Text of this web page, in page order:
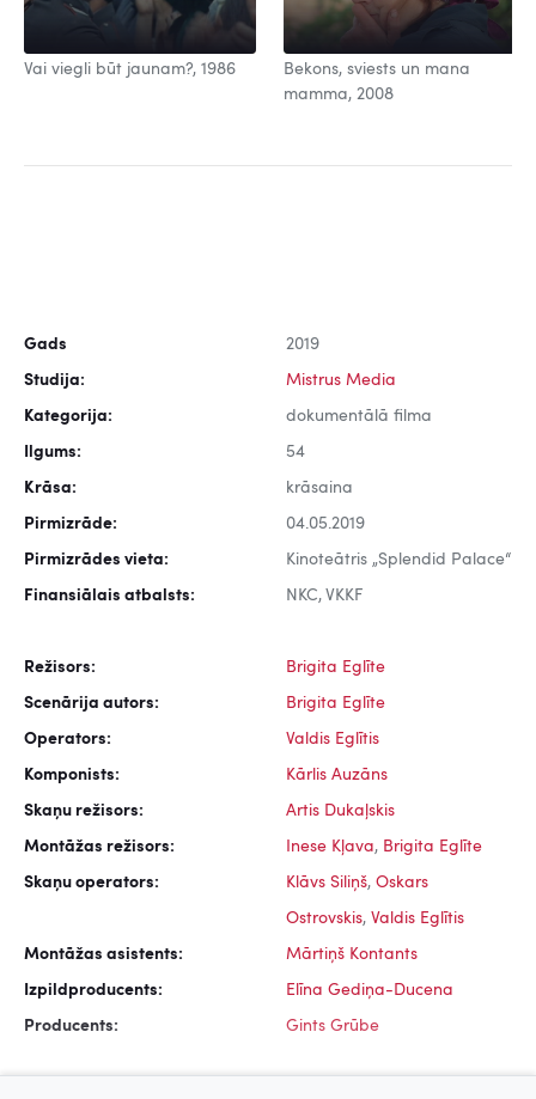
Vai viegli būt jaunam?, 1986
Bekons, sviests un mana
mamma, 2008
Gads 2019
Studija: Mistrus Media
Kategorija: dokumentālā filma
Ilgums: 54
Krāsa: krāsaina
Pirmizrāde: 04.05.2019
Pirmizrādes vieta: Kinoteātris „Splendid Palace“
Finansiālais atbalsts: NKC, VKKF
Režisors: Brigita Eglīte
Scenārija autors: Brigita Eglīte
Operators: Valdis Eglītis
Komponists: Kārlis Auzāns
Skaņu režisors: Artis Dukaļskis
Montāžas režisors: Inese Kļava, Brigita Eglīte
Skaņu operators: Klāvs Siliņš, Oskars
Ostrovskis, Valdis Eglītis
Montāžas asistents: Mārtiņš Kontants
Izpildproducents: Elīna Gediņa-Ducena
Producents: Gints Grūbe